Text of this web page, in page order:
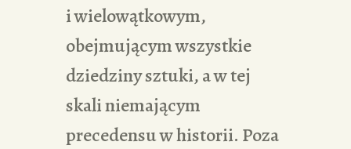
i wielowątkowym,
obejmującym wszystkie
dziedziny sztuki, a w tej
skali niemającym
precedensu w historii. Poza